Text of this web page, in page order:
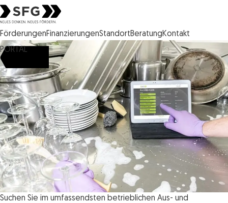
Steirische Wirtschaftsförderungsgesellschaft mbH SFG Logo
FörderungenFinanzierungenStandortBeratungKontakt
PORTAL
Suchen Sie im umfassendsten betrieblichen Aus- und